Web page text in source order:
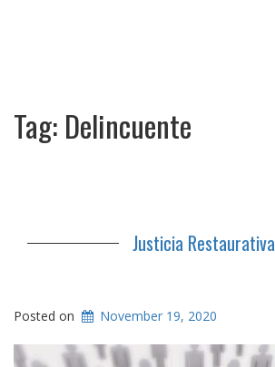
Tag: Delincuente
Justicia Restaurativa
Posted on November 19, 2020